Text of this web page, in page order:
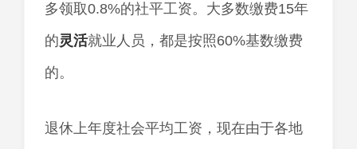
多领取0.8%的社平工资。大多数缴费15年
的灵活就业人员，都是按照60%基数缴费
的。
退休上年度社会平均工资，现在由于各地